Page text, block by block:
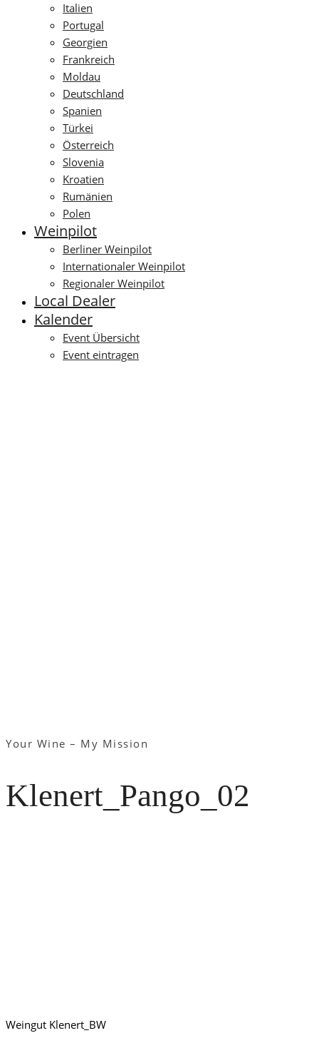
Italien
Portugal
Georgien
Frankreich
Moldau
Deutschland
Spanien
Türkei
Österreich
Slovenia
Kroatien
Rumänien
Polen
Weinpilot
Berliner Weinpilot
Internationaler Weinpilot
Regionaler Weinpilot
Local Dealer
Kalender
Event Übersicht
Event eintragen
Your Wine – My Mission
Klenert_Pango_02
Weingut Klenert_BW